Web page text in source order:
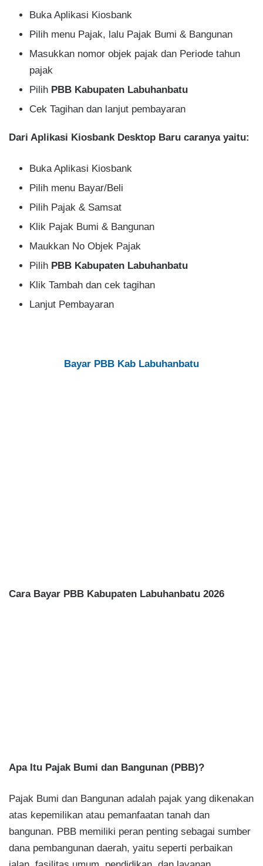
Buka Aplikasi Kiosbank
Pilih menu Pajak, lalu Pajak Bumi & Bangunan
Masukkan nomor objek pajak dan Periode tahun
pajak
Pilih PBB Kabupaten Labuhanbatu
Cek Tagihan dan lanjut pembayaran
Dari Aplikasi Kiosbank Desktop Baru caranya yaitu:
Buka Aplikasi Kiosbank
Pilih menu Bayar/Beli
Pilih Pajak & Samsat
Klik Pajak Bumi & Bangunan
Maukkan No Objek Pajak
Pilih PBB Kabupaten Labuhanbatu
Klik Tambah dan cek tagihan
Lanjut Pembayaran
Bayar PBB Kab Labuhanbatu
Cara Bayar PBB Kabupaten Labuhanbatu 2026
Apa Itu Pajak Bumi dan Bangunan (PBB)?
Pajak Bumi dan Bangunan adalah pajak yang dikenakan
atas kepemilikan atau pemanfaatan tanah dan
bangunan. PBB memiliki peran penting sebagai sumber
dana pembangunan daerah, yaitu seperti perbaikan